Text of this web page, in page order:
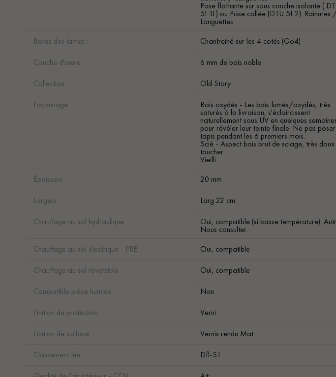
Pose flottante sur sous couche isolante (
51.11) ou Pose collée (DTU 51.2). Rainures
Languettes
Bords des lames :
Chanfreiné sur les 4 cotés (Go4)
Couche d'usure : 6 mm de bois noble
Collection : Old Story
Façonnage : Bois oxydés - Les bois fumés/oxydés, très
saturés à la livraison, s'éclaircissent
naturellement sous UV en quelques
pour révéler leur teinte finale. Ne pas
tapis pendant les 6 premiers mois.
Scié - Aspect bois brut de sciage, très
toucher.
Vieilli
Épaisseur :
20 mm
Largeur : Larg 22 cm
Chauffage au sol hydraulique : Oui, compatible (si basse température).
Nous consulter.
Chauffage au sol électrique - PRE :
Oui, compatible
Chauffage au sol réversible : Oui, compatible
Compatible pièce humide : Non
Finition de protection : Verni
Finition de surface : Vernis rendu Mat
Classement feu : Dfl-S1